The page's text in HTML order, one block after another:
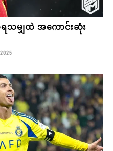
မျှထဲ အကောင်းဆုံး